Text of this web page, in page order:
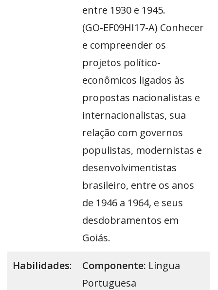
entre 1930 e 1945.
(GO-EF09HI17-A) Conhecer
e compreender os
projetos político-
econômicos ligados às
propostas nacionalistas e
internacionalistas, sua
relação com governos
populistas, modernistas e
desenvolvimentistas
brasileiro, entre os anos
de 1946 a 1964, e seus
desdobramentos em
Goiás.
Habilidades: Componente: Língua
Portuguesa